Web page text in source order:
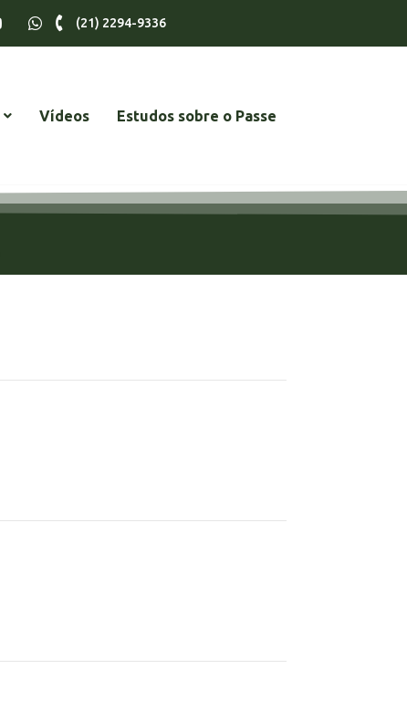
(21) 2294-9336
Vídeos Estudos sobre o Passe